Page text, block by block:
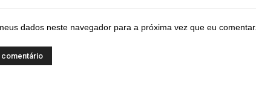
dados neste navegador para a próxima vez que eu comentar.